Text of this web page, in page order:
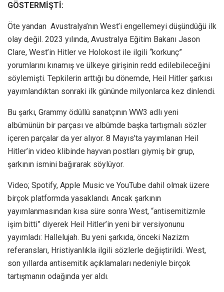
GÖSTERMİŞTİ:
Öte yandan Avustralya’nın West’i engellemeyi düşündüğü ilk
olay değil. 2023 yılında, Avustralya Eğitim Bakanı Jason
Clare, West’in Hitler ve Holokost ile ilgili “korkunç”
yorumlarını kınamış ve ülkeye girişinin redd edilebileceğini
söylemişti. Tepkilerin arttığı bu dönemde, Heil Hitler şarkısı
yayımlandıktan sonraki ilk gününde milyonlarca kez dinlendi.
Bu şarkı, Grammy ödüllü sanatçının WW3 adlı yeni
albümünün bir parçası ve albümde başka tartışmalı sözler
içeren parçalar da yer alıyor. 8 Mayıs’ta yayımlanan Heil
Hitler’in video klibinde hayvan postları giymiş bir grup,
şarkının ismini bağırarak söylüyor.
Video; Spotify, Apple Music ve YouTube dahil olmak üzere
birçok platformda yasaklandı. Ancak şarkının
yayımlanmasından kısa süre sonra West, “antisemitizmle
işim bitti” diyerek Heil Hitler’in yeni bir versiyonunu
yayımladı: Hallelujah. Bu yeni şarkıda, önceki Nazizm
referansları, Hristiyanlıkla ilgili sözlerle değiştirildi. West,
son yıllarda antisemitik açıklamaları nedeniyle birçok
tartışmanın odağında yer aldı.